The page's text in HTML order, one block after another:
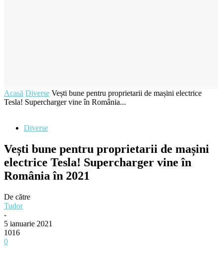
Acasă Diverse Vești bune pentru proprietarii de mașini electrice
Tesla! Supercharger vine în România...
Diverse
Vești bune pentru proprietarii de mașini
electrice Tesla! Supercharger vine în
România în 2021
De către
Tudor
-
5 ianuarie 2021
1016
0